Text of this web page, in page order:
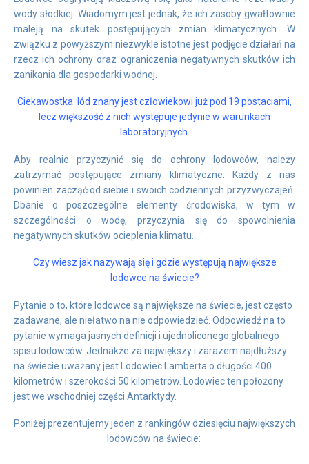
wody słodkiej. Wiadomym jest jednak, że ich zasoby gwałtownie
maleją na skutek postępujących zmian klimatycznych. W
związku z powyższym niezwykle istotne jest podjęcie działań na
rzecz ich ochrony oraz ograniczenia negatywnych skutków ich
zanikania dla gospodarki wodnej.
Ciekawostka: lód znany jest człowiekowi już pod 19 postaciami,
lecz większość z nich występuje jedynie w warunkach
laboratoryjnych.
Aby realnie przyczynić się do ochrony lodowców, należy
zatrzymać postępujące zmiany klimatyczne. Każdy z nas
powinien zacząć od siebie i swoich codziennych przyzwyczajeń.
Dbanie o poszczególne elementy środowiska, w tym w
szczególności o wodę, przyczynia się do spowolnienia
negatywnych skutków ocieplenia klimatu.
Czy wiesz jak nazywają się i gdzie występują największe
lodowce na świecie?
Pytanie o to, które lodowce są największe na świecie, jest często
zadawane, ale niełatwo na nie odpowiedzieć. Odpowiedź na to
pytanie wymaga jasnych definicji i ujednoliconego globalnego
spisu lodowców. Jednakże za największy i zarazem najdłuższy
na świecie uważany jest Lodowiec Lamberta o długości 400
kilometrów i szerokości 50 kilometrów. Lodowiec ten położony
jest we wschodniej części Antarktydy.
Poniżej prezentujemy jeden z rankingów dziesięciu największych
lodowców na świecie: